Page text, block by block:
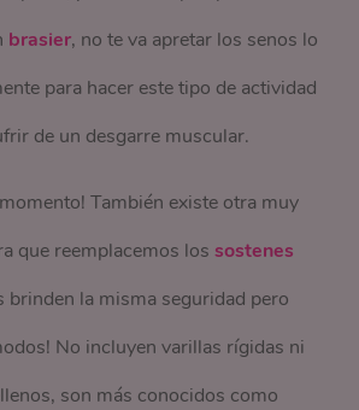
brasier, no te va apretar los senos lo
para hacer este tipo de actividad
de un desgarre muscular.
También existe otra muy
que reemplacemos lossostenes
brinden la misma seguridad pero
No incluyen varillas rígidas ni
son más conocidos como